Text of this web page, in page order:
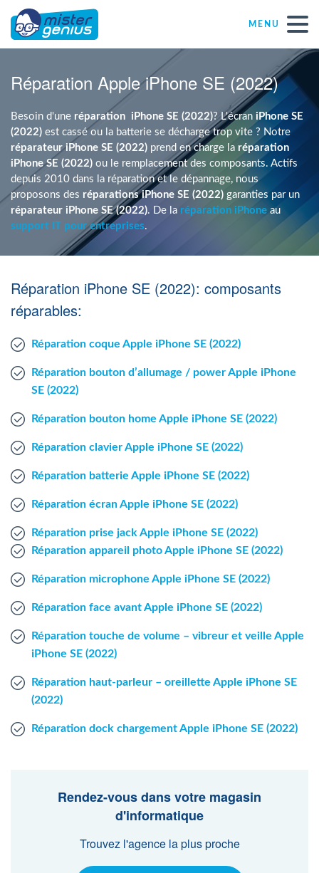
MENU
Réparations – Dépannages
Magasins informatiques toutes marques
Particulier
Indépendant
ASBL
Agent Mac
Réparation Apple iPhone SE (2022)
Besoin d'une réparation iPhone SE (2022)? L'écran iPhone SE
(2022) est cassé ou la batterie se décharge trop vite ? Notre
réparateur iPhone SE (2022) prend en charge la réparation
iPhone SE (2022) ou le remplacement des composants. Actifs
depuis 2010 dans la réparation et le dépannage, nous
proposons des réparations iPhone SE (2022) garanties par un
réparateur iPhone SE (2022). De la réparation iPhone au
support IT pour entreprises.
Réparation iPhone SE (2022): composants
réparables:
Réparation coque Apple iPhone SE (2022)
Réparation bouton d’allumage / power Apple iPhone
SE (2022)
Réparation bouton home Apple iPhone SE (2022)
Réparation clavier Apple iPhone SE (2022)
Réparation batterie Apple iPhone SE (2022)
Réparation écran Apple iPhone SE (2022)
Réparation prise jack Apple iPhone SE (2022)
Réparation appareil photo Apple iPhone SE (2022)
Réparation microphone Apple iPhone SE (2022)
Réparation face avant Apple iPhone SE (2022)
Réparation touche de volume – vibreur et veille Apple
iPhone SE (2022)
Réparation haut-parleur – oreillette Apple iPhone SE
(2022)
Réparation dock chargement Apple iPhone SE (2022)
Rendez-vous dans votre magasin
d'informatique
Trouvez l'agence la plus proche